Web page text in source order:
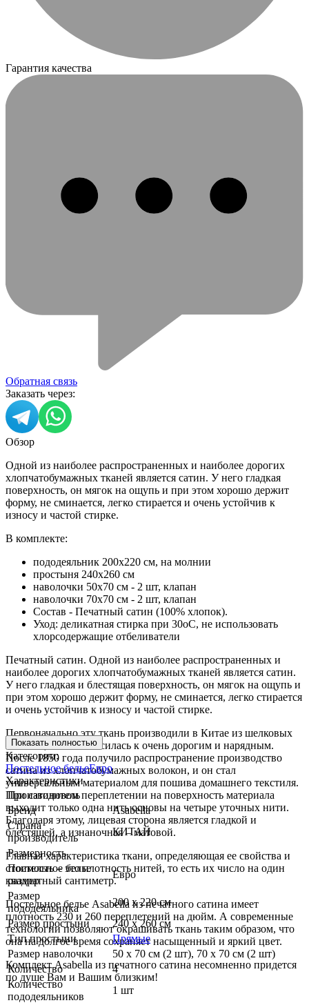
Гарантия качества
Обратная связь
Заказать через:
Обзор
Одной из наиболее распространенных и наиболее дорогих
хлопчатобумажных тканей является сатин. У него гладкая
поверхность, он мягок на ощупь и при этом хорошо держит
форму, не сминается, легко стирается и очень устойчив к
износу и частой стирке.
В комплекте:
пододеяльник 200х220 см, на молнии
простыня 240х260 см
наволочки 50х70 см - 2 шт, клапан
наволочки 70х70 см - 2 шт, клапан
Состав - Печатный сатин (100% хлопок).
Уход: деликатная стирка при 30оС, не использовать
хлорсодержащие отбеливатели
Печатный сатин. Одной из наиболее распространенных и
наиболее дорогих хлопчатобумажных тканей является сатин.
У него гладкая и блестящая поверхность, он мягок на ощупь и
при этом хорошо держит форму, не сминается, легко стирается
и очень устойчив к износу и частой стирке.
Первоначально эту ткань производили в Китае из шелковых
волокон, и она относилась к очень дорогим и нарядным.
После 1850 года получило распространение производство
сатина из хлопчатобумажных волокон, и он стал
универсальным материалом для пошива домашнего текстиля.
При сатиновом переплетении на поверхность материала
выходит только одна нить основы на четыре уточных нити.
Благодаря этому, лицевая сторона является гладкой и
блестящей, а изнаночная – матовой.
Главная характеристика ткани, определяющая ее свойства и
стоимость – это плотность нитей, то есть их число на один
квадратный сантиметр.
Постельное белье Asabella из печатного сатина имеет
плотность 230 и 260 переплетений на дюйм. А современные
технологии позволяют окрашивать ткань таким образом, что
она на долгое время сохраняет насыщенный и яркий цвет.
Комплект Asabella из печатного сатина несомненно придется
по душе Вам и Вашим близким!
Показать полностью
Категории:
Постельное бельеЕвро
Характеристики
Производитель
Бренд
Asabella
Страна
производитель
КИТАЙ
Размерность
Постельное белье
размер
Евро
Размер
пододеяльника
200 х 220 см
Размер простыни
240 х 260 см
Тип простыни
Прямые
Размер наволочки
50 х 70 см (2 шт), 70 х 70 см (2 шт)
Количество
4
Количество
пододеяльников
1 шт